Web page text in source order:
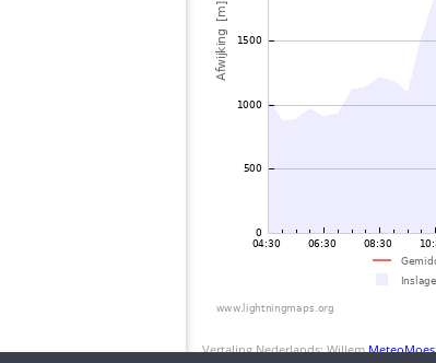
Vertaling Nederlands: WillemMeteoMoes